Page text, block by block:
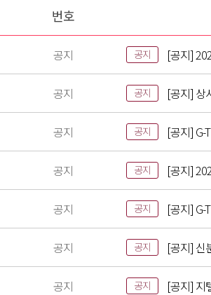
번호
공지 공지 [공지]
공지 공지 [공지] 상
공지 공지 [공지] G-
공지 공지 [공지]
공지 공지 [공지] G-
공지 공지 [공지] 신
공지 공지 [공지] 지